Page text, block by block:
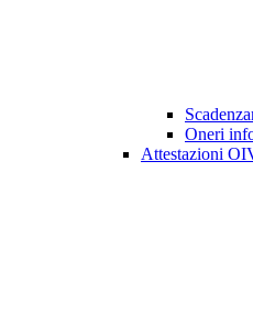
Oneri
Attestazioni